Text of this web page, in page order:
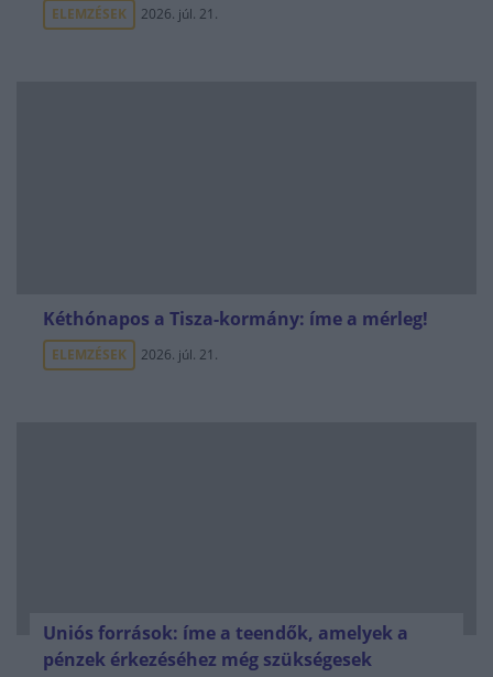
ELEMZÉSEK 2026. júl. 21.
Kéthónapos a Tisza-kormány: íme a mérleg!
ELEMZÉSEK 2026. júl. 21.
Uniós források: íme a teendők, amelyek a
pénzek érkezéséhez még szükségesek